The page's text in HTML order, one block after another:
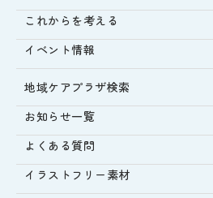
これからを考える
イベント情報
地域ケアプラザ検索
お知らせ一覧
よくある質問
イラストフリー素材